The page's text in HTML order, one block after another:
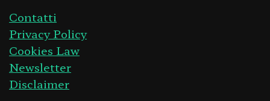
Contatti
Privacy Policy
Cookies Law
Newsletter
Disclaimer